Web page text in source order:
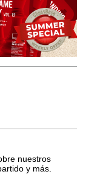
nuestros
y más.